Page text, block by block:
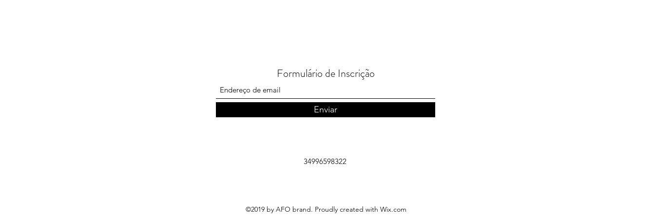
Formulário de Inscrição
Enviar
34996598322
©2019 by AFO brand. Proudly created with Wix.com